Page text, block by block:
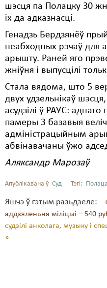
шэсця па Полацку 30
іх да адказнасці.
Генадзь Бердзянёў
неабходных рэчаў для
арышту. Раней яго
жніўня і выпусцілі
Стала вядома, што 5
двух удзельнікаў
асудзілі ў РАУС:
памеры 3 базавыя
адміністрацыйным
абвінавачаны ўжо
Аляксандр Марозаў
Апублікавана ў Суд Тэгі:
Яшчэ ў гэтым разьдзеле:
аддзяленьня міліцыі – 540
судзілі анколага, музыку і
»